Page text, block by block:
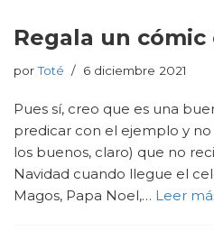
Regala un cómic
porToté 6 diciembre 2021
Pues sí, creo que es una
predicar con el ejemplo y
los buenos, claro) que no
Navidad cuando llegue el
Magos, Papa Noel,… Leer